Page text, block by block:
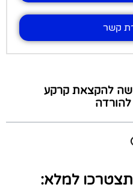
קשר
להקצאת קרקע
תצטרכו למלא: